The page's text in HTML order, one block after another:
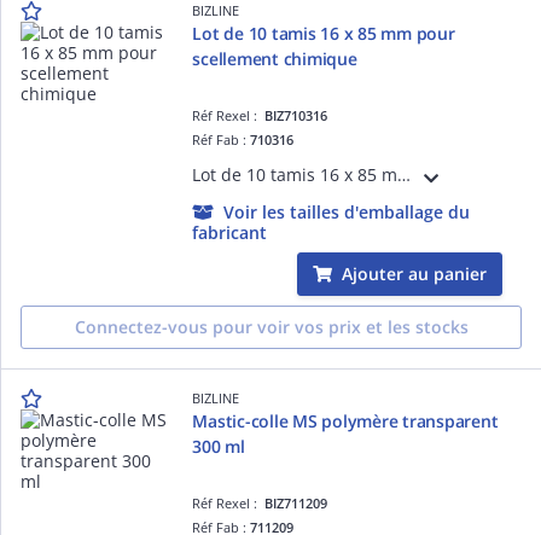
BIZLINE
Lot de 10 tamis 16 x 85 mm pour
scellement chimique
Réf Rexel : BIZ710316
Réf Fab :710316
Lot de 10 tamis 16 x 85 mm pour fixation par scellement chimique, utile pour la fixation lourde dans les matériaux creux
Voir les tailles d'emballage du
fabricant
Ajouter au panier
Connectez-vous pour voir vos prix et les stocks
BIZLINE
Mastic-colle MS polymère transparent
300 ml
Réf Rexel : BIZ711209
Réf Fab :711209